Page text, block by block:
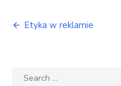
Nawigacja
Etyka w reklamie
Search